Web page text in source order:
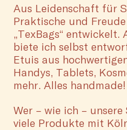
Aus Leidenschaft für
Praktische und
„TexBags“
biete ich selbst
Etuis aus
Handys, Tablets,
mehr. Alles handmade!
Wer – wie ich –
viele Produkte mit